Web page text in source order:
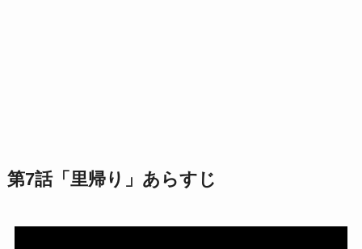
第7話「里帰り」あらすじ